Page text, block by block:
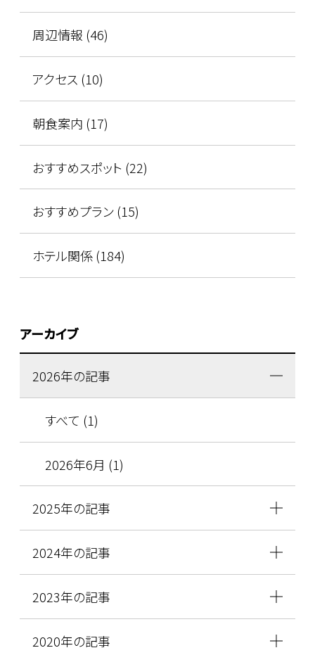
周辺情報 (46)
アクセス (10)
朝食案内 (17)
おすすめスポット (22)
おすすめプラン (15)
ホテル関係 (184)
アーカイブ
2026年の記事
すべて (1)
2026年6月 (1)
2025年の記事
2024年の記事
2023年の記事
2020年の記事